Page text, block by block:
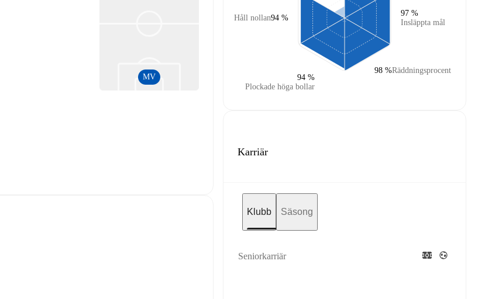
MV
Håll nollan94 %
Plockade höga bollar
94 %
Insläppta mål
97 %
Räddningsprocent
98 %
Karriär
Klubb Säsong
Seniorkarriär